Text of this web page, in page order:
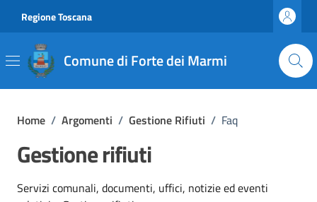
Regione Toscana
Comune di Forte dei Marmi
Home / Argomenti / Gestione Rifiuti / Faq
Gestione rifiuti
Dettagli dell'argomento
Servizi comunali, documenti, uffici, notizie ed eventi